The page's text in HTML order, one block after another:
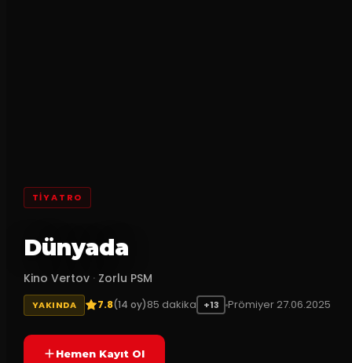
TİYATRO
Dünyada
Kino Vertov · Zorlu PSM
YAKINDA 7.8(14 oy)85 dakika +13 Prömiyer 27.06.2025
Hemen Kayıt Ol